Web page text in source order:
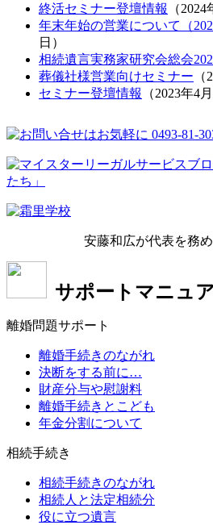
終活セミナー登壇情報 （2024
年末年始の営業について（
日 ）
相続遺言実務家研究会総会
葬儀社様営業向けセミナー （
セミナー登壇情報
（2023年4
安藤和広が代表を務
サポートマニュ
離婚問題サポート
離婚手続きのながれ
決断をする前に…
財産分与や慰謝料
離婚手続きとこども
年金分割について
相続手続き
相続手続きのながれ
相続人と法定相続分
役に立つ遺言